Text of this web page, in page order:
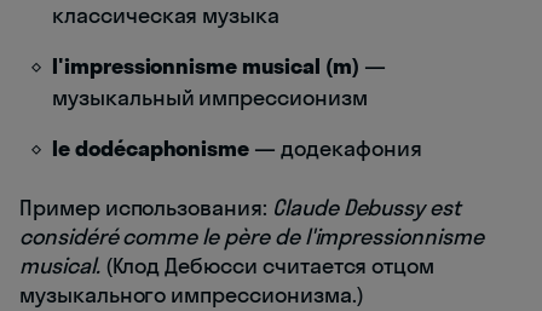
классическая музыка
l'impressionnisme musical (m) —
музыкальный импрессионизм
le dodécaphonisme — додекафония
Пример использования: Claude Debussy est
considéré comme le père de l'impressionnisme
musical.(Клод Дебюсси считается отцом
музыкального импрессионизма.)